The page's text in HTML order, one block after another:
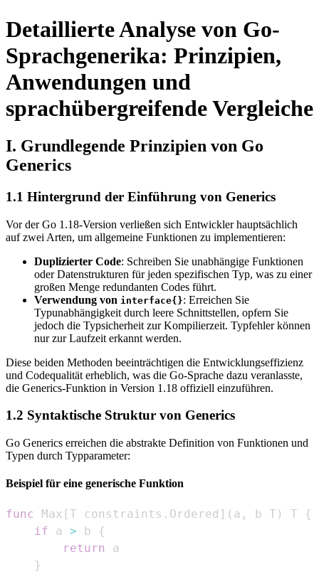
Detaillierte Analyse von Go-
Sprachgenerika: Prinzipien,
Anwendungen und
sprachübergreifende Vergleiche
I. Grundlegende Prinzipien von Go
Generics
1.1 Hintergrund der Einführung von Generics
Vor der Go 1.18-Version verließen sich Entwickler hauptsächlich
auf zwei Arten, um allgemeine Funktionen zu implementieren:
Duplizierter Code: Schreiben Sie unabhängige Funktionen
oder Datenstrukturen für jeden spezifischen Typ, was zu einer
großen Menge redundanten Codes führt.
Verwendung von interface{}: Erreichen Sie
Typunabhängigkeit durch leere Schnittstellen, opfern Sie
jedoch die Typsicherheit zur Kompilierzeit. Typfehler können
nur zur Laufzeit erkannt werden.
Diese beiden Methoden beeinträchtigen die Entwicklungseffizienz
und Codequalität erheblich, was die Go-Sprache dazu veranlasste,
die Generics-Funktion in Version 1.18 offiziell einzuführen.
1.2 Syntaktische Struktur von Generics
Go Generics erreichen die abstrakte Definition von Funktionen und
Typen durch Typparameter:
Beispiel für eine generische Funktion
func Max [T constraints . Ordered ] ( a , b T ) T
{
if a > b
{
return
}